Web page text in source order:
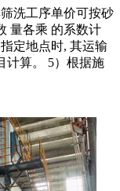
洗工序单价可按砂
量各乘 的系数计
定地点时, 其运输
计算。 5）根据施